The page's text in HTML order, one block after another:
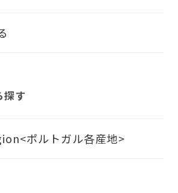
探す
ポルトガル各産地>